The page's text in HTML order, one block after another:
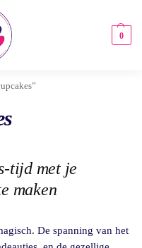
0
tijd met je
maken
De spanning van het